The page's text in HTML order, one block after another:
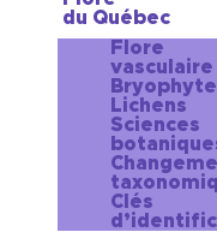
du Québec
Flore
vasculaire
Lichens
Sciences
Clés